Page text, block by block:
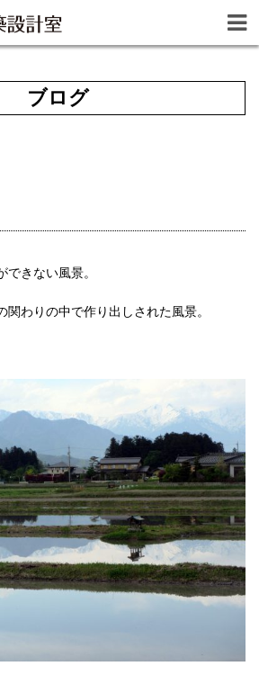
ブログ
できない風景。
関わりの中で作り出しされた風景。